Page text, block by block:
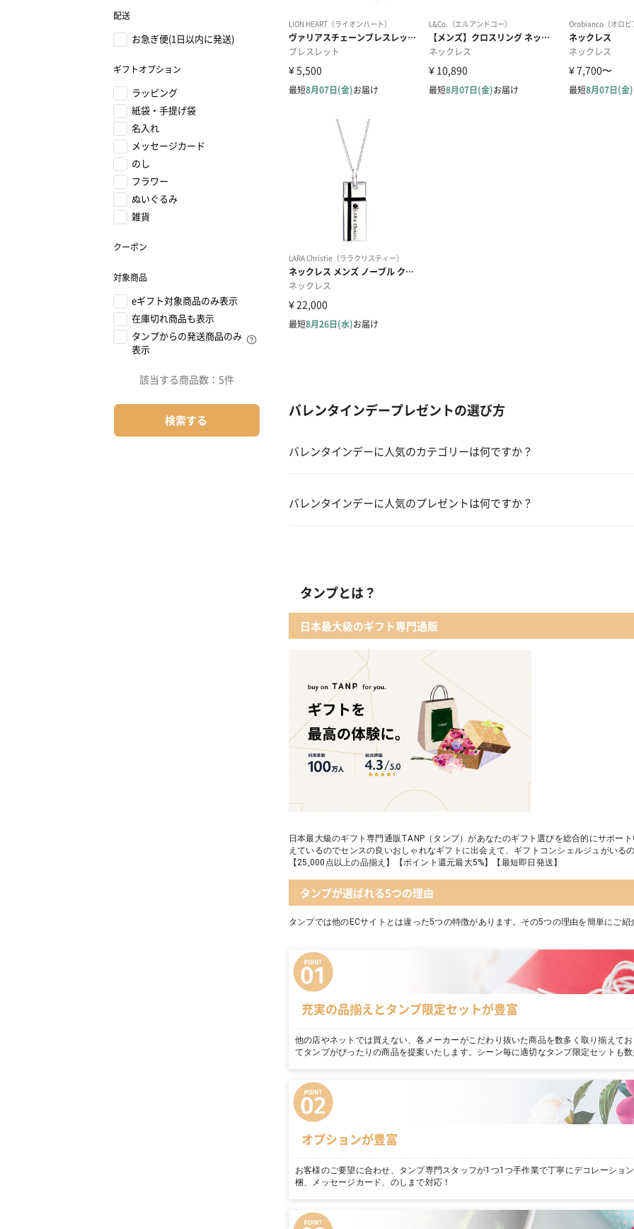
配送
お急ぎ便(1日以内に発送)
ギフトオプション
ラッピング
紙袋・手提げ袋
名入れ
メッセージカード
のし
フラワー
ぬいぐるみ
雑貨
クーポン
対象商品
eギフト対象商品のみ表示
在庫切れ商品も表示
タンプからの発送商品のみ
表示
該当する商品数： 5件
検索する
バレンタインデープレゼントの選び方
バレンタインデーに人気のカテゴリーは何ですか？
02 メイクアップ
05 入浴剤・バスケア
バレンタインデーに人気のプレゼントは何ですか？
03 ショコラフレナチュール
04 ＜クランチチョコレート＞ダーク＆ミルク＆キャラメル＆ホワイト 60g
05 葉山のショコラ・カロ＜4個入＞
タンプとは？
日本最大級のギフト専門通販
日本最大級のギフト専門通販TANP（タンプ）があなたのギフト選びを総合的にサポー
えているのでセンスの良いおしゃれなギフトに出会えて、ギフトコンシェルジュがいる
【25,000点以上の品揃え】【ポイント還元最大5%】【最短即日発送】
タンプが選ばれる5つの理由
タンプでは他のECサイトとは違った5つの特徴があります。その5つの理由を簡単にご紹
充実の品揃えとタンプ限定セットが豊富
他の店やネットでは買えない、各メーカーがこだわり抜いた商品を数多く取り揃えて
てタンプがぴったりの商品を提案いたします。シーン毎に適切なタンプ限定セットも
オプションが豊富
お客様のご要望に合わせ、タンプ専門スタッフが1つ1つ手作業で丁寧にデコレーショ
梱、メッセージカード、のしまで対応！